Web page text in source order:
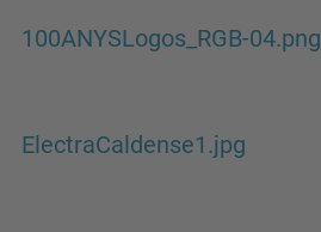
100ANYSLogos_RGB-04.png
ElectraCaldense1.jpg